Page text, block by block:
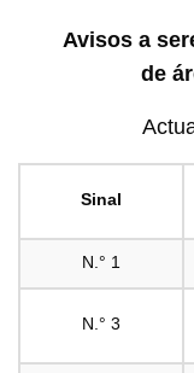
Avisos a
de
Sinal
N.° 1
N.° 3